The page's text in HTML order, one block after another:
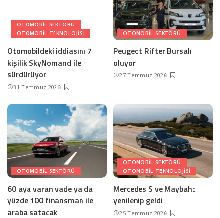
OTOMOBIL SEKTÖRÜ
OTOMOBIL TEKNOLOJISI
Otomobildeki iddiasını 7
kişilik SkyNomand ile
sürdürüyor
31 Temmuz 2026
OTOMOBIL SEKTÖRÜ
Peugeot Rifter Bursalı
oluyor
27 Temmuz 2026
OTOMOBIL SEKTÖRÜ
60 aya varan vade ya da
yüzde 100 finansman ile
araba satacak
OTOMOBIL SEKTÖRÜ
OTOMOBIL TEKNOLOJISI
Mercedes S ve Maybahc
yenilenip geldi
25 Temmuz 2026